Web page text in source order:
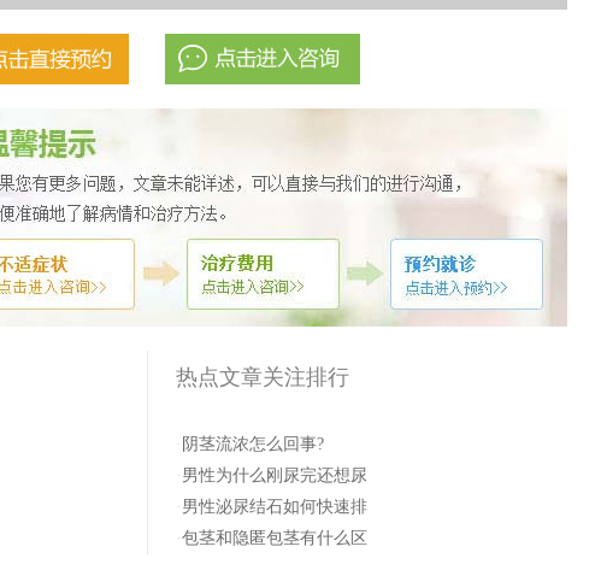
热点文章关注排行
· 阴茎流浓怎么回事?
· 男性为什么刚尿完还想尿
· 男性泌尿结石如何快速排
·包茎和隐匿包茎有什么区